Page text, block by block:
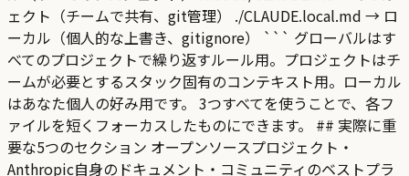
ェクト（チームで共有、git管理） ./CLAUDE.local.md → ロ
ーカル（個人的な上書き、gitignore） ``` グローバルはす
べてのプロジェクトで繰り返すルール用。プロジェクトはチ
ームが必要とするスタック固有のコンテキスト用。ローカル
はあなた個人の好み用です。 3つすべてを使うことで、各フ
ァイルを短くフォーカスしたものにできます。 ## 実際に重
要な5つのセクション オープンソースプロジェクト・
Anthropic自身のドキュメント・コミュニティのベストプラ